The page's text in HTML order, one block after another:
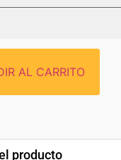
AL CARRITO
producto